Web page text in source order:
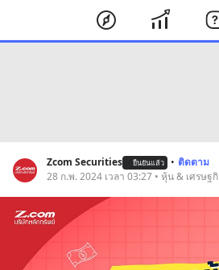
Zcom Securities ยืนยันแล้ว • ติดตาม
28 ก.พ. 2024 เวลา 03:27 • หุ้น & เศรษฐ